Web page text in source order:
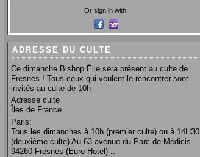
Or sign in with:
ADRESSE DU CULTE
Ce dimanche Bishop Élie sera présent au culte de
Fresnes ! Tous ceux qui veulent le rencontrer sont
invités au culte de 10h
Adresse culte
Îles de France
Paris:
Tous les dimanches à 10h (premier culte) ou à 14H30
(deuxième culte) Au 63 avenue du Parc de Médicis
94260 Fresnes (Euro-Hotel) ..